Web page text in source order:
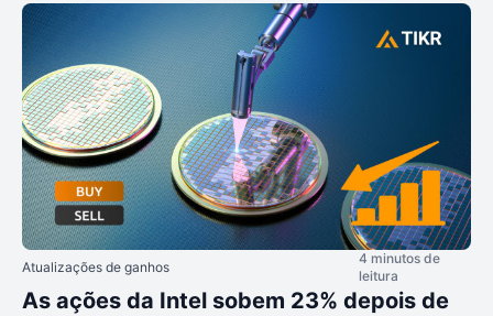
Atualizações de ganhos
4 minutos de
leitura
As ações da Intel sobem 23% depois de